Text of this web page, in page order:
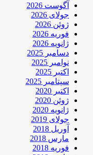
آگوست 2026
جولای 2026
ژوئن 2026
فوریه 2026
ژانویه 2026
دسامبر 2025
نوامبر 2025
اکتبر 2025
سپتامبر 2025
اکتبر 2020
ژوئن 2020
ژانویه 2020
جولای 2019
آوریل 2018
مارس 2018
فوریه 2018